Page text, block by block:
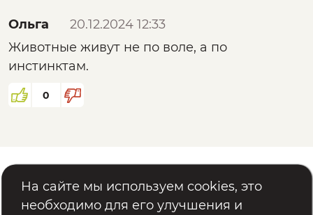
Ольга
20.12.2024 12:33
Животные живут не по воле, а по
инстинктам.
0
Политика обработки персональных данных
На сайте мы используем cookies, это
необходимо для его улучшения и